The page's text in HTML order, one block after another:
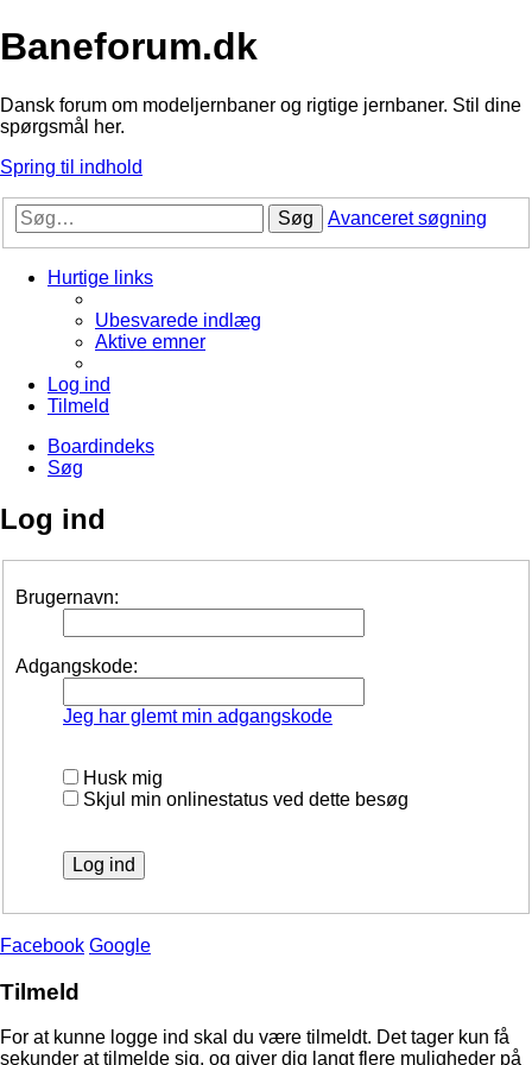
Baneforum.dk
Dansk forum om modeljernbaner og rigtige jernbaner. Stil dine
spørgsmål her.
Spring til indhold
Søg Avanceret søgning
Hurtige links
Ubesvarede indlæg
Aktive emner
Log ind
Tilmeld
Boardindeks
Søg
Log ind
Brugernavn:
Adgangskode:
Jeg har glemt min adgangskode
Husk mig
Skjul min onlinestatus ved dette besøg
Facebook Google
Tilmeld
For at kunne logge ind skal du være tilmeldt. Det tager kun få
sekunder at tilmelde sig, og giver dig langt flere muligheder på